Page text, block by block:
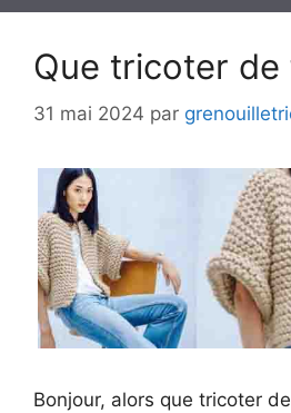
Que tricoter de
31 mai 2024 par
Bonjour, alors que tricoter